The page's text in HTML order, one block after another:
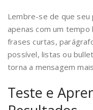
Lembre-se de que seu
apenas com um
frases curtas,
possível, listas ou
torna a mensagem
Teste e